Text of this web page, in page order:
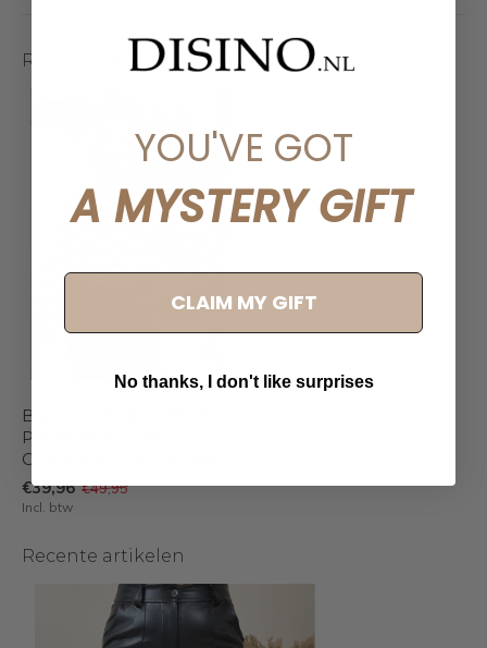
Related articles
BLACK - 'ZIGZAG KNIT' -
PREMIUM QUALITY
OVERSIZED ZIGZAG KNIT
€39,96 €49,95
Incl. btw
Recente artikelen
YOU'VE GOT
A MYSTERY GIFT
CLAIM MY GIFT
No thanks, I don't like surprises